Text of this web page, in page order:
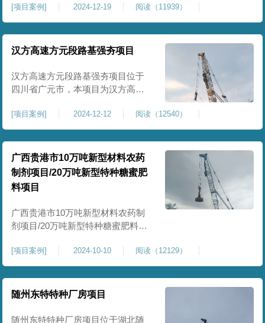
套设置，本次对主要对项目生产车
间区域进行强夯施工，面积约为
20000平方米，要求经强夯后地基承
载力不低于140Kpa。康尚强夯公司
场，设备型号为ZRYG3500C，施工
作业人员按照设计严格施工。
[项目案例] 2024-12-19 阅读（11939）
汉方高速方元段路基强夯项目
汉方高速方元段路基强夯项目位于
四川省广元市，本项目为汉方高速
240000平方米，施工周期长，待路
基回填达到设计标高后，强夯施工
一次。我司于土方单位交叉作业。
康尚强夯公司于2024年10月20日安
排设备人员进场，按照图纸设计施
工。
[项目案例] 2024-12-12 阅读（12540）
广西贵港市10万吨新型材料农药
制剂项目/20万吨新型特种糖蜜肥
料项目
广西贵港市10万吨新型材料农药制
剂项目/20万吨新型特种糖蜜肥料项
期施工，一期为10万吨新型材料农
药制剂项目施工，二期为20万吨新
型特种糖蜜肥料项目，两期项目都
采用基础承台加强夯和普通强夯施
使用要求，单独对基础承台位置地
[项目案例] 2024-10-10 阅读（12129）
随州东特特种厂房项目
随州东特特种厂房项目位于湖北随